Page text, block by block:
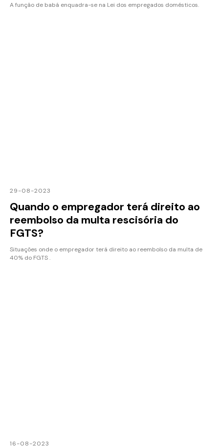
A função de babá enquadra-se na Lei dos empregados domésticos.
29-08-2023
Quando o empregador terá direito ao
reembolso da multa rescisória do
FGTS?
Situações onde o empregador terá direito ao reembolso da multa de
40% do FGTS .
16-08-2023